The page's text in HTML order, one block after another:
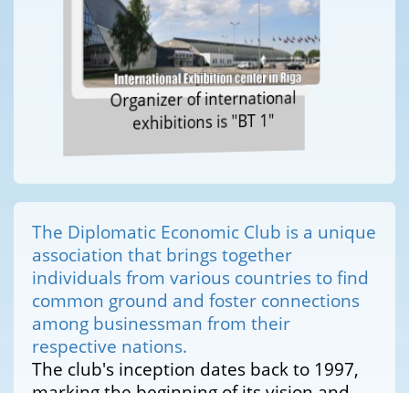
Organizer of international
exhibitions is "BT 1"
The Diplomatic Economic Club is a unique
association that brings together
individuals from various countries to find
common ground and foster connections
among businessman from their
respective nations.
The club's inception dates back to 1997,